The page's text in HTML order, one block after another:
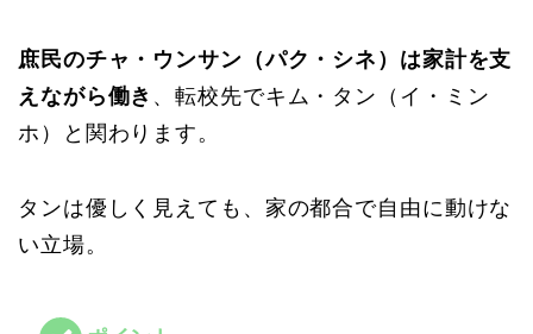
庶民のチャ・ウンサン（パク・シネ）は家計を支
えながら働き 、転校先でキム・タン（イ・ミン
ホ）と関わります。
タンは優しく見えても、家の都合で自由に動けな
い立場。